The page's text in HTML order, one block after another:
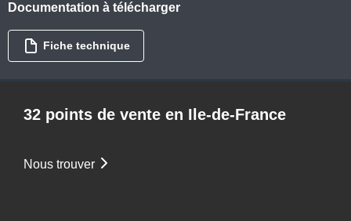
Documentation à télécharger
Fiche technique
32 points de vente en Ile-de-France
Nous trouver